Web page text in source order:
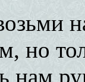
но
нам